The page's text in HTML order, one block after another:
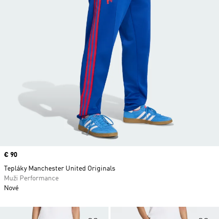
Price
€ 90
Tepláky Manchester United Originals
Muži Performance
Nové